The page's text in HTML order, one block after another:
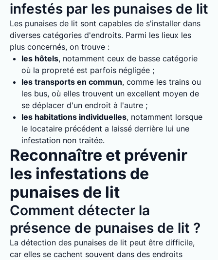
infestés par les punaises de lit
Les punaises de lit sont capables de s'installer dans
diverses catégories d'endroits. Parmi les lieux les
plus concernés, on trouve :
les hôtels, notamment ceux de basse catégorie
où la propreté est parfois négligée ;
les transports en commun, comme les trains ou
les bus, où elles trouvent un excellent moyen de
se déplacer d'un endroit à l'autre ;
les habitations individuelles, notamment lorsque
le locataire précédent a laissé derrière lui une
infestation non traitée.
Reconnaître et prévenir
les infestations de
punaises de lit
Comment détecter la
présence de punaises de lit ?
La détection des punaises de lit peut être difficile,
car elles se cachent souvent dans des endroits